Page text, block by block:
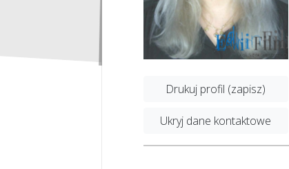
Drukuj profil (zapisz)
Ukryj dane kontaktowe